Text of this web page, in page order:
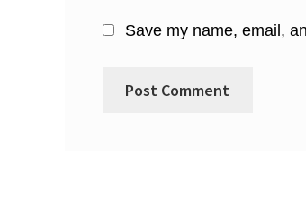
Save my name, email,